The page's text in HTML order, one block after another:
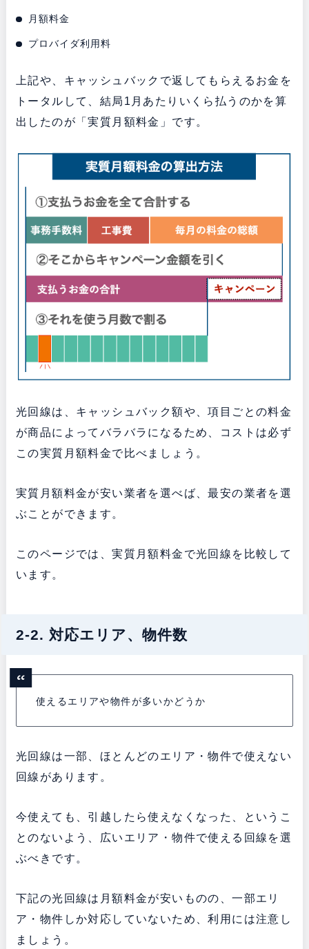
月額料金
プロバイダ利用料
上記や、キャッシュバックで返してもらえるお金を
トータルして、結局1月あたりいくら払うのかを算
出したのが「実質月額料金」です。
光回線は、キャッシュバック額や、項目ごとの料金
が商品によってバラバラになるため、コストは必ず
この実質月額料金で比べましょう。
実質月額料金が安い業者を選べば、最安の業者を選
ぶことができます。
このページでは、実質月額料金で光回線を比較して
います。
2-2. 対応エリア、物件数
使えるエリアや物件が多いかどうか
光回線は一部、ほとんどのエリア・物件で使えない
回線があります。
今使えても、引越したら使えなくなった、というこ
とのないよう、広いエリア・物件で使える回線を選
ぶべきです。
下記の光回線は月額料金が安いものの、一部エリ
ア・物件しか対応していないため、利用には注意し
ましょう。